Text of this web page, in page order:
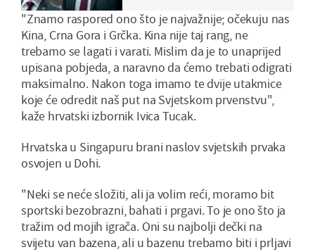
"Znamo raspored ono što je najvažnije; očekuju nas
Kina, Crna Gora i Grčka. Kina nije taj rang, ne
trebamo se lagati i varati. Mislim da je to unaprijed
upisana pobjeda, a naravno da ćemo trebati odigrati
maksimalno. Nakon toga imamo te dvije utakmice
koje će odredit naš put na Svjetskom prvenstvu",
kaže hrvatski izbornik Ivica Tucak.
Hrvatska u Singapuru brani naslov svjetskih prvaka
osvojen u Dohi.
"Neki se neće složiti, ali ja volim reći, moramo bit
sportski bezobrazni, bahati i prgavi. To je ono što ja
tražim od mojih igrača. Oni su najbolji dečki na
svijetu van bazena, ali u bazenu trebamo biti i prljavi